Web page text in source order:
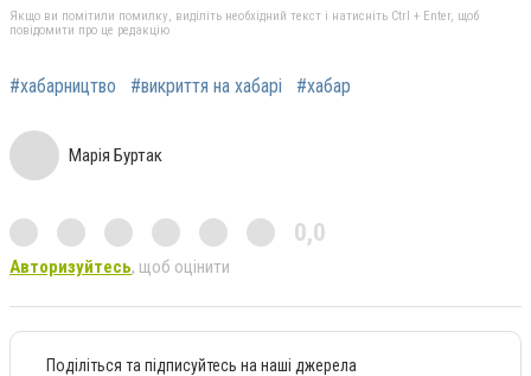
Якщо ви помітили помилку, виділіть необхідний текст і натисніть Ctrl + Enter, щоб
повідомити про це редакцію
#хабарництво #викриття на хабарі #хабар
Марія Буртак
0,0
Авторизуйтесь, щоб оцінити
Поділіться та підписуйтесь на наші джерела